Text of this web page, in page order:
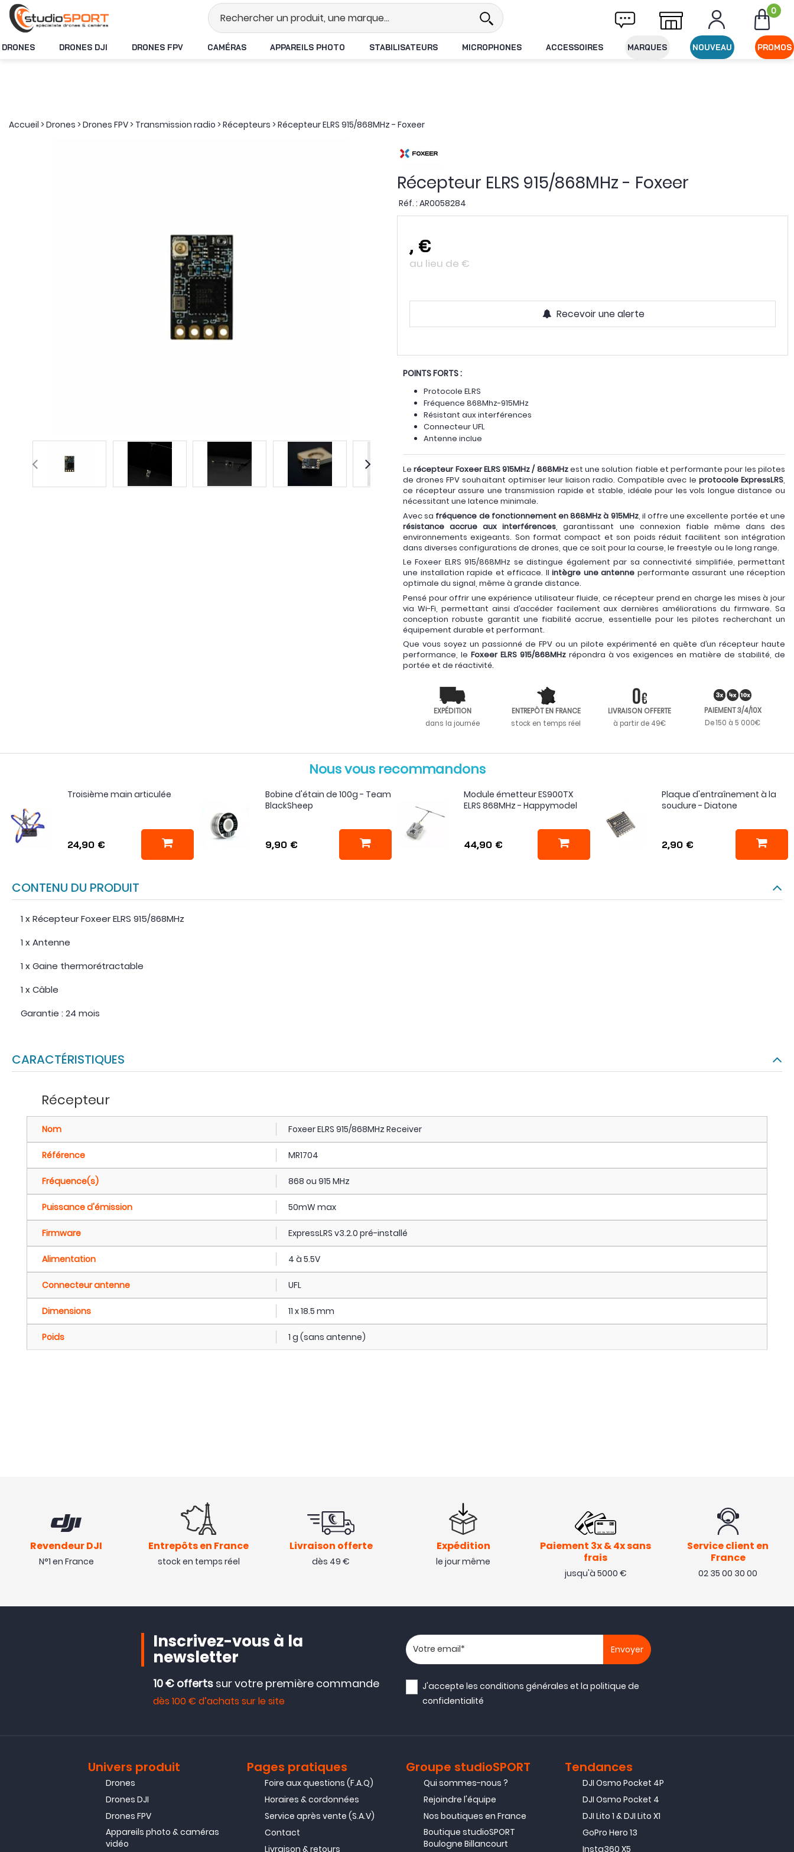
Stock en temps réel Livraison offerte dès 49€ d'achat 0
DRONES DRONES DJI DRONES FPV CAMÉRAS APPAREILS PHOTO STABILISATEURS MICROPHONES ACCESSOIRES MARQUES NOUVEAU PROMOS
Accueil >Drones >Drones FPV> Transmission radio >Récepteurs >Récepteur ELRS 915/868MHz - Foxeer
Récepteur ELRS 915/868MHz - Foxeer
Réf. : AR0058284
, €
au lieu de €
Recevoir une alerte
POINTS FORTS :
Protocole ELRS
Fréquence 868Mhz-915MHz
Résistant aux interférences
Connecteur UFL
Antenne inclue
Lerécepteur Foxeer ELRS 915MHz / 868MHzest une solution fiable et performante pour les pilotes
de drones FPV souhaitant optimiser leur liaison radio. Compatible avec le protocole ExpressLRS,
ce récepteur assure une transmission rapide et stable, idéale pour les vols longue distance ou
nécessitant une latence minimale.
Avec sa fréquence de fonctionnement en 868MHz à 915MHz, il offre une excellente portée et une
résistance accrue aux interférences , garantissant une connexion fiable même dans des
environnements exigeants. Son format compact et son poids réduit facilitent son intégration
dans diverses configurations de drones, que ce soit pour la course, le freestyle ou le long range.
Le Foxeer ELRS 915/868MHz se distingue également par sa connectivité simplifiée, permettant
une installation rapide et efficace. Il intègre une antenne performante assurant une réception
optimale du signal, même à grande distance.
Pensé pour offrir une expérience utilisateur fluide, ce récepteur prend en charge les mises à jour
via Wi-Fi, permettant ainsi d’accéder facilement aux dernières améliorations du firmware. Sa
conception robuste garantit une fiabilité accrue, essentielle pour les pilotes recherchant un
équipement durable et performant.
Que vous soyez un passionné de FPV ou un pilote expérimenté en quête d’un récepteur haute
performance, le Foxeer ELRS 915/868MHzrépondra à vos exigences en matière de stabilité, de
portée et de réactivité.
EXPÉDITION
dans la journée
ENTREPÔT EN FRANCE
stock en temps réel
LIVRAISON OFFERTE
à partir de 49€
PAIEMENT 3/4/10X
De 150 à 5 000€
Nous vous recommandons
Troisième main articulée
24,90 €
Bobine d'étain de 100g - Team
BlackSheep
9,90 €
Module émetteur ES900TX
ELRS 868MHz - Happymodel
44,90 €
Plaque d'entraînement à la
soudure - Diatone
2,90 €
CONTENU DU PRODUIT
1 x Récepteur Foxeer ELRS 915/868MHz
1 x Antenne
1 x Gaine thermorétractable
1 x Câble
Garantie : 24 mois
CARACTÉRISTIQUES
Récepteur
Nom Foxeer ELRS 915/868MHz Receiver
Référence MR1704
Fréquence(s) 868 ou 915 MHz
Puissance d'émission 50mW max
Firmware ExpressLRS v3.2.0 pré-installé
Alimentation 4 à 5.5V
Connecteur antenne UFL
Dimensions 11 x 18.5 mm
Poids 1 g (sans antenne)
Revendeur DJI
N°1 en France
Entrepôts en France
stock en temps réel
Livraison offerte
dès 49 €
Expédition
le jour même
Paiement 3x & 4x sans
frais
jusqu'à 5000 €
Service client en
France
02 35 00 30 00
Inscrivez-vous à la
newsletter
10 € offerts sur votre première commande
dès 100 € d’achats sur le site
Votre adresse email
J'accepte lesconditions générales et lapolitique de
confidentialité
Univers produit
Drones
Drones DJI
Drones FPV
Appareils photo & caméras
vidéo
Pages pratiques
Foire aux questions (F.A.Q)
Horaires & cordonnées
Service après vente (S.A.V)
Contact
Livraison & retours
Groupe studioSPORT
Qui sommes-nous ?
Rejoindre l'équipe
Nos boutiques en France
Boutique studioSPORT
Boulogne Billancourt
Tendances
DJI Osmo Pocket 4P
DJI Osmo Pocket 4
DJI Lito 1 & DJI Lito X1
GoPro Hero 13
Insta360 X5